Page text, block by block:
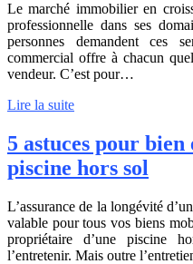
Le marché immobilier en
professionnelle dans ses
personnes demandent ces
commercial offre à chacun
vendeur. C’est pour…
Lire la suite
5 astuces pour
piscine hors sol
L’assurance de la longévité
valable pour tous vos biens
propriétaire d’une piscine
l’entretenir. Mais outre